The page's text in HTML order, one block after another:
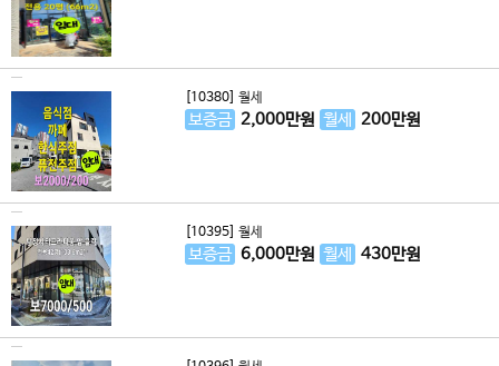
[10380] 월세
보증금 2,000만원 월세 200만원
[10395] 월세
보증금 6,000만원 월세 430만원